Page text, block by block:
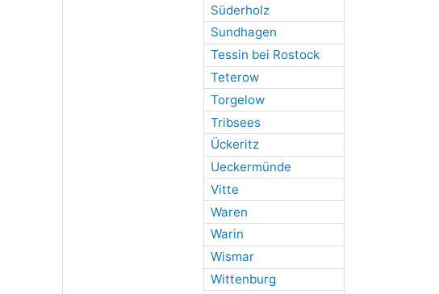
Süderholz
Sundhagen
Tessin bei Rostock
Teterow
Torgelow
Tribsees
Ückeritz
Ueckermünde
Vitte
Waren
Warin
Wismar
Wittenburg